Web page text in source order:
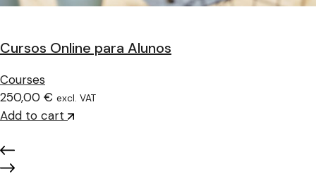
Cursos Online para Alunos
Courses
250,00 € excl. VAT
Add to cart